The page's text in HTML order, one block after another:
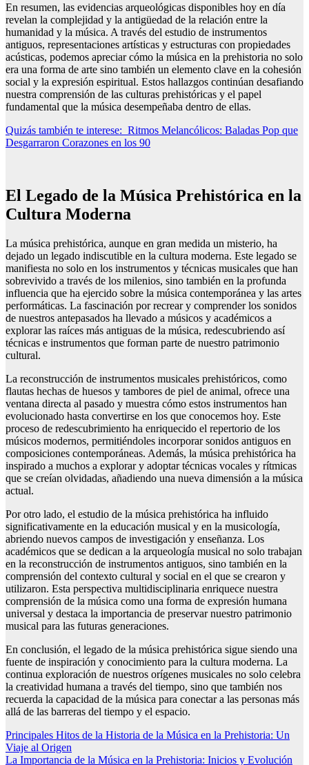
En resumen, las evidencias arqueológicas disponibles hoy en día
revelan la complejidad y la antigüedad de la relación entre la
humanidad y la música. A través del estudio de instrumentos
antiguos, representaciones artísticas y estructuras con propiedades
acústicas, podemos apreciar cómo la música en la prehistoria no solo
era una forma de arte sino también un elemento clave en la cohesión
social y la expresión espiritual. Estos hallazgos continúan desafiando
nuestra comprensión de las culturas prehistóricas y el papel
fundamental que la música desempeñaba dentro de ellas.
Quizás también te interese: Ritmos Melancólicos: Baladas Pop que
Desgarraron Corazones en los 90
El Legado de la Música Prehistórica en la
Cultura Moderna
La música prehistórica, aunque en gran medida un misterio, ha
dejado un legado indiscutible en la cultura moderna. Este legado se
manifiesta no solo en los instrumentos y técnicas musicales que han
sobrevivido a través de los milenios, sino también en la profunda
influencia que ha ejercido sobre la música contemporánea y las artes
performáticas. La fascinación por recrear y comprender los sonidos
de nuestros antepasados ha llevado a músicos y académicos a
explorar las raíces más antiguas de la música, redescubriendo así
técnicas e instrumentos que forman parte de nuestro patrimonio
cultural.
La reconstrucción de instrumentos musicales prehistóricos, como
flautas hechas de huesos y tambores de piel de animal, ofrece una
ventana directa al pasado y muestra cómo estos instrumentos han
evolucionado hasta convertirse en los que conocemos hoy. Este
proceso de redescubrimiento ha enriquecido el repertorio de los
músicos modernos, permitiéndoles incorporar sonidos antiguos en
composiciones contemporáneas. Además, la música prehistórica ha
inspirado a muchos a explorar y adoptar técnicas vocales y rítmicas
que se creían olvidadas, añadiendo una nueva dimensión a la música
actual.
Por otro lado, el estudio de la música prehistórica ha influido
significativamente en la educación musical y en la musicología,
abriendo nuevos campos de investigación y enseñanza. Los
académicos que se dedican a la arqueología musical no solo trabajan
en la reconstrucción de instrumentos antiguos, sino también en la
comprensión del contexto cultural y social en el que se crearon y
utilizaron. Esta perspectiva multidisciplinaria enriquece nuestra
comprensión de la música como una forma de expresión humana
universal y destaca la importancia de preservar nuestro patrimonio
musical para las futuras generaciones.
En conclusión, el legado de la música prehistórica sigue siendo una
fuente de inspiración y conocimiento para la cultura moderna. La
continua exploración de nuestros orígenes musicales no solo celebra
la creatividad humana a través del tiempo, sino que también nos
recuerda la capacidad de la música para conectar a las personas más
allá de las barreras del tiempo y el espacio.
Navegación
de
Principales Hitos de la Historia de la Música en la Prehistoria: Un
Viaje al Origen
La Importancia de la Música en la Prehistoria: Inicios y Evolución